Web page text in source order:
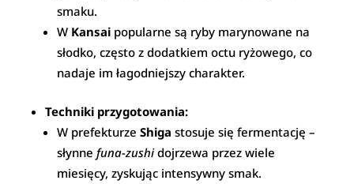
smaku.
W Kansai popularne są ryby marynowane na
słodko, często z dodatkiem octu ryżowego, co
nadaje im łagodniejszy charakter.
Techniki przygotowania:
W prefekturzeShiga stosuje się fermentację –
słynnefuna-zushidojrzewa przez wiele
miesięcy, zyskując intensywny smak.